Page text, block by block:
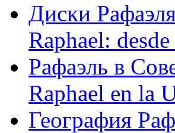
Диски
Raphael:
Рафаэль в
Raphael en la
География